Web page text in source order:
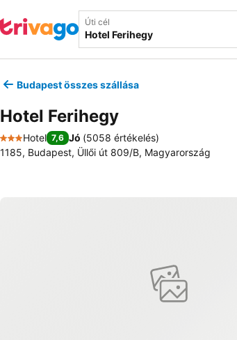
Úti cél
Budapest összes szállása
Hotel Ferihegy
3 Kategória
Hotel 7,6 Jó (5058 értékelés)
1185, Budapest, Üllői út 809/B, Magyarország